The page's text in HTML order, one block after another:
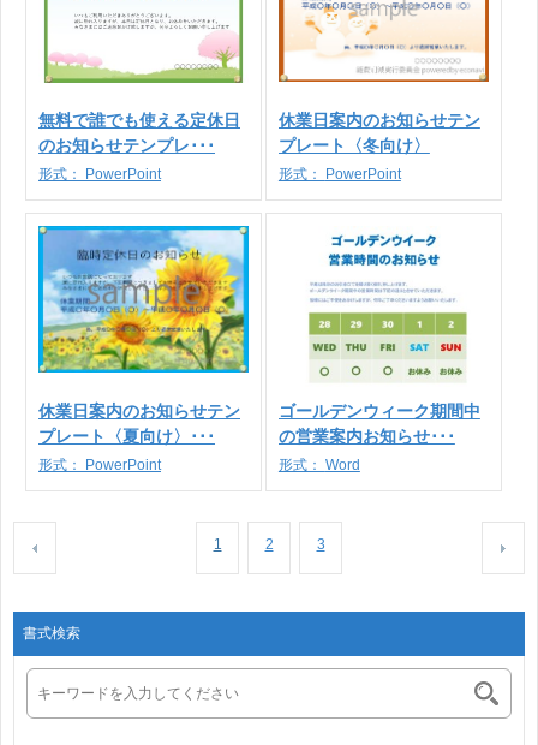
無料で誰でも使える定休日
のお知らせテンプレ･･･
形式： PowerPoint
休業日案内のお知らせテン
プレート〈冬向け〉
形式： PowerPoint
休業日案内のお知らせテン
プレート〈夏向け〉･･･
形式： PowerPoint
ゴールデンウィーク期間中
の営業案内お知らせ･･･
形式： Word
1 2 3
書式検索